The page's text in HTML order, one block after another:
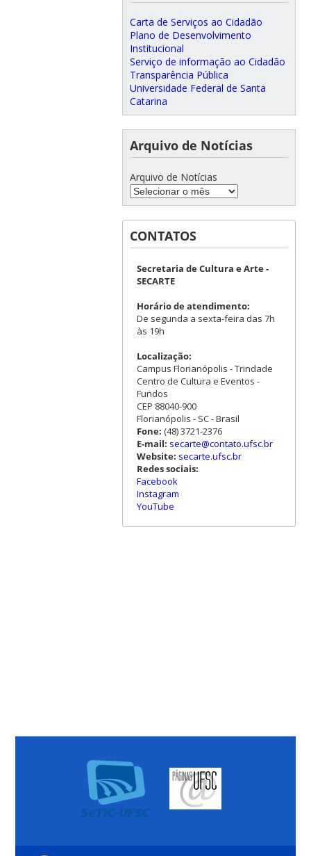
Carta de Serviços ao Cidadão
Plano de Desenvolvimento
Institucional
Serviço de informação ao Cidadão
Transparência Pública
Universidade Federal de Santa
Catarina
Arquivo de Notícias
Arquivo de Notícias
CONTATOS
Secretaria de Cultura e Arte -
SECARTE
Horário de atendimento:
De segunda a sexta-feira das 7h
às 19h
Localização:
Campus Florianópolis - Trindade
Centro de Cultura e Eventos -
Fundos
CEP 88040-900
Florianópolis - SC - Brasil
Fone: (48) 3721-2376
E-mail: secarte@contato.ufsc.br
Website: secarte.ufsc.br
Redes sociais:
Facebook
Instagram
YouTube